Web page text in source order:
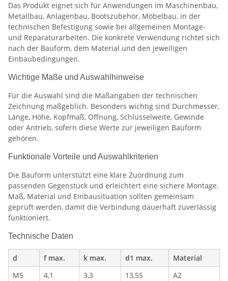
Das Produkt eignet sich für Anwendungen im Maschinenbau,
Metallbau, Anlagenbau, Bootszubehör, Möbelbau, in der
technischen Befestigung sowie bei allgemeinen Montage-
und Reparaturarbeiten. Die konkrete Verwendung richtet sich
nach der Bauform, dem Material und den jeweiligen
Einbaubedingungen.
Wichtige Maße und Auswahlhinweise
Für die Auswahl sind die Maßangaben der technischen
Zeichnung maßgeblich. Besonders wichtig sind Durchmesser,
Länge, Höhe, Kopfmaß, Öffnung, Schlüsselweite, Gewinde
oder Antrieb, sofern diese Werte zur jeweiligen Bauform
gehören.
Funktionale Vorteile und Auswahlkriterien
Die Bauform unterstützt eine klare Zuordnung zum
passenden Gegenstück und erleichtert eine sichere Montage.
Maß, Material und Einbausituation sollten gemeinsam
geprüft werden, damit die Verbindung dauerhaft zuverlässig
funktioniert.
Technische Daten
d f max. k max. d1 max.
Material
M5
4,1 3,3 13,55
A2